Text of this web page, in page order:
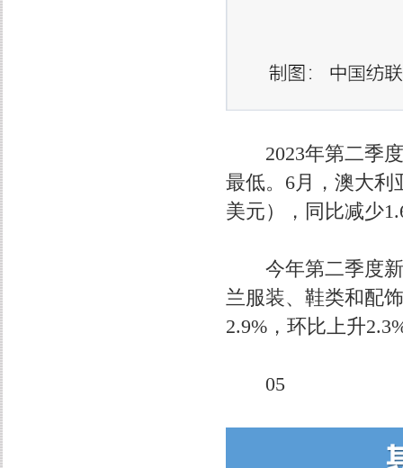
2023年第二季度
最低。6月，澳大利
美元），同比减少
今年第二季度新
兰服装、鞋类和配
2.9%，环比上升
05